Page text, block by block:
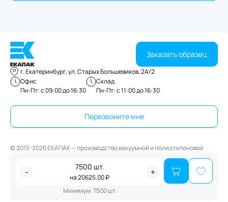
- 7500 шт.
на20625.00₽ +
Минимум:7500шт.
Заказать образец
г. Екатеринбург, ул. Старых Большевиков, 2А/2
Офис
Пн-Пт: с 09:00 до 16:30
Склад
Пн-Пт: с 11:00 до 16:30
Перезвоните мне
© 2015-2026 ЕКАПАК — производство вакуумной и полиэтиленовой
упаковки
Политика конфиденциальности